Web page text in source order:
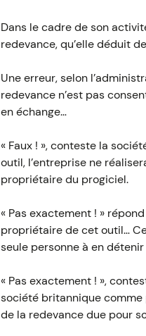
Dans le cadre de son
redevance, qu’elle déduit
Une erreur, selon
redevance n’est pas
en échange…
« Faux ! », conteste la
outil, l’entreprise ne
propriétaire du progiciel.
« Pas exactement ! »
propriétaire de cet outil…
seule personne à en
« Pas exactement ! »,
société britannique
de la redevance due pour